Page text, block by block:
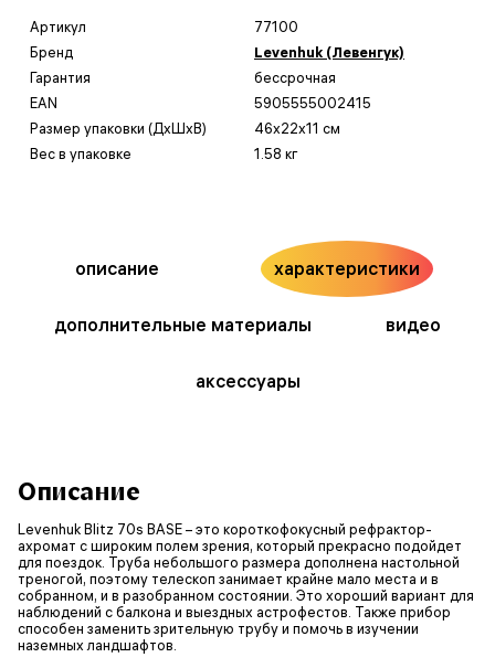
Артикул
77100
Бренд
Levenhuk (Левенгук)
Гарантия
бессрочная
EAN
5905555002415
Размер упаковки (ДxШxВ)
46x22x11 см
Вес в упаковке
1.58 кг
описание характеристики
дополнительные материалы видео
аксессуары
Описание
Levenhuk Blitz 70s BASE – это короткофокусный рефрактор-
ахромат с широким полем зрения, который прекрасно подойдет
для поездок. Труба небольшого размера дополнена настольной
треногой, поэтому телескоп занимает крайне мало места и в
собранном, и в разобранном состоянии. Это хороший вариант для
наблюдений с балкона и выездных астрофестов. Также прибор
способен заменить зрительную трубу и помочь в изучении
наземных ландшафтов.